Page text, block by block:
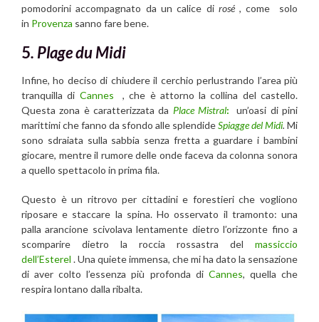
pomodorini accompagnato da un calice di rosé, come solo
in Provenza sanno fare bene.
5. Plage du Midi
Infine, ho deciso di chiudere il cerchio perlustrando l’area più
tranquilla di Cannes
, che è attorno la collina del castello.
Questa zona è caratterizzata da Place Mistral: un’oasi di pini
marittimi che fanno da sfondo alle splendideSpiagge del Midi. Mi
sono sdraiata sulla sabbia senza fretta a guardare i bambini
giocare, mentre il rumore delle onde faceva da colonna sonora
a quello spettacolo in prima fila.
Questo è un ritrovo per cittadini e forestieri che vogliono
riposare e staccare la spina. Ho osservato il tramonto: una
palla arancione scivolava lentamente dietro l’orizzonte fino a
scomparire dietro la roccia rossastra del massiccio
dell’Esterel . Una quiete immensa, che mi ha dato la sensazione
di aver colto l’essenza più profonda di Cannes, quella che
respira lontano dalla ribalta.